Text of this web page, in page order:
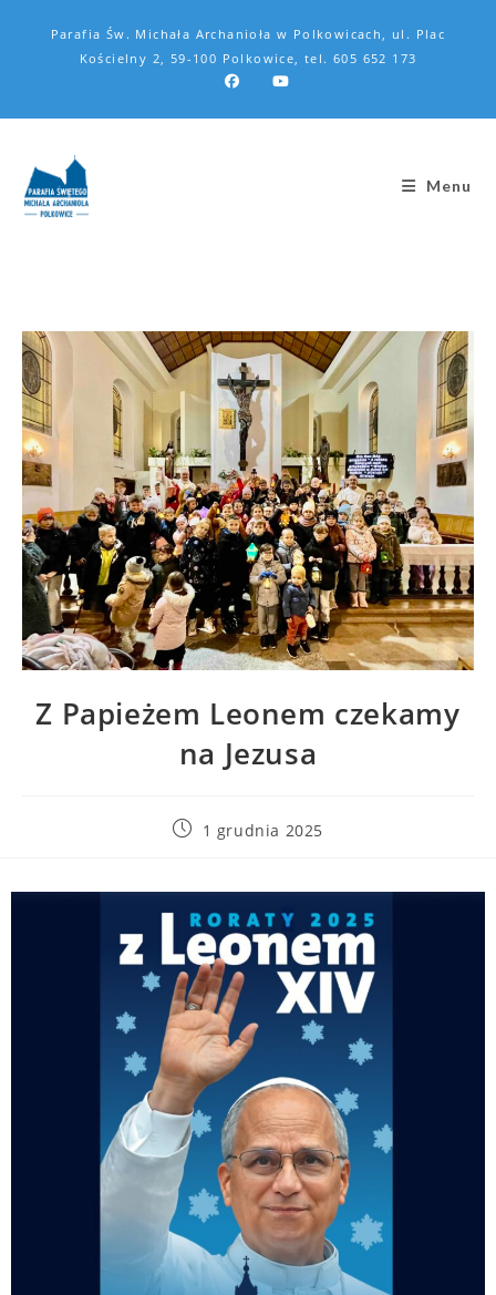
Parafia Św. Michała Archanioła w Polkowicach, ul. Plac
Kościelny 2, 59-100 Polkowice, tel. 605 652 173
Menu
Z Papieżem Leonem czekamy
na Jezusa
1 grudnia 2025